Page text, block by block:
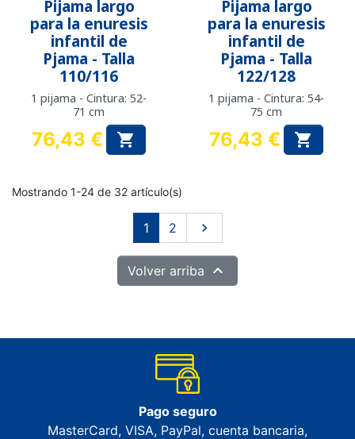
Pijama largo
para la enuresis
infantil de
Pjama - Talla
110/116
1 pijama - Cintura: 52-
71 cm
Precio
76,43 € 
Pijama largo
para la enuresis
infantil de
Pjama - Talla
122/128
1 pijama - Cintura: 54-
75 cm
Precio
76,43 € 
Mostrando 1-24 de 32 artículo(s)
1 2 Siguiente

Volver arriba 
Pago seguro
MasterCard, VISA, PayPal, cuenta bancaria,